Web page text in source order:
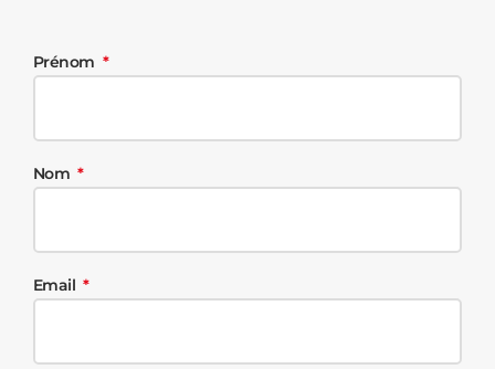
Prénom
Nom
Email